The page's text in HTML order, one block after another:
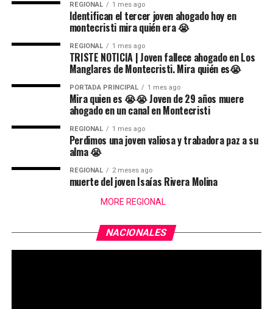
REGIONAL 1 mes ago
Identifican el tercer joven ahogado hoy en
montecristi mira quién era 😭
REGIONAL 1 mes ago
TRISTE NOTICIA | Joven fallece ahogado en Los
Manglares de Montecristi. Mira quién es😭
PORTADA PRINCIPAL 1 mes ago
Mira quien es 😭😭 Joven de 29 años muere
ahogado en un canal en Montecristi
REGIONAL 1 mes ago
Perdimos una joven valiosa y trabadora paz a su
alma 😭
REGIONAL 2 meses ago
muerte del joven Isaías Rivera Molina
MORE REGIONAL
NACIONALES